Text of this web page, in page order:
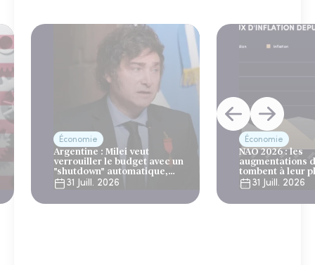
Économie
Argentine : Milei veut
verrouiller le budget avec un
"shutdown" automatique,
sous le regard bienveillant
du FMI
31 Juill. 2026
Économie
NAO 2026 : les
augmentations
tombent à leur
niveau depuis 4
31 Juill. 2026